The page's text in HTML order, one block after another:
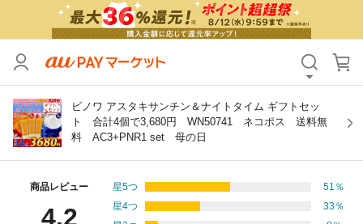
ビノワ アスタキサンチン＆ナイトタイム ギフトセッ
ト 合計4個で3,680円 WN50741 ネコポス 送料無
料 AC3+PNR1 set 母の日
商品レビュー
4.2
星5つ 51 ％
星4つ
33％
カテゴリ すべて
価格 すべて
支払い方法
その他の条件
送料無料